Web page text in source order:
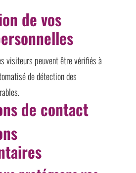
de vos
visiteurs peuvent être vérifiés à
de détection des
de contact